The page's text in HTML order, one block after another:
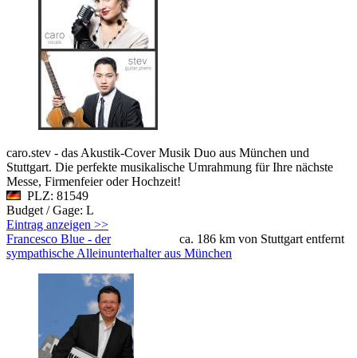
caro.stev - das Akustik-Cover Musik Duo aus München und
Stuttgart. Die perfekte musikalische Umrahmung für Ihre nächste
Messe, Firmenfeier oder Hochzeit!
PLZ: 81549
Budget / Gage: L
Eintrag anzeigen >>
ca. 186 km von Stuttgart entfernt
Francesco Blue - der
sympathische Alleinunterhalter aus München